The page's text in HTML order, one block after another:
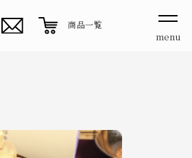
商品一覧
menu